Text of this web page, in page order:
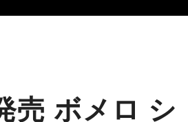
売 ボメロ シ